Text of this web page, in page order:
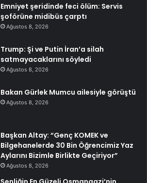
Emniyet şeridinde feci ölüm: Servis
şoförüne midibüs çarptı
Ağustos 8, 2026
Trump: Şi ve Putin İran’a silah
satmayacaklarını söyledi
Ağustos 8, 2026
Bakan Gürlek Mumcu ailesiyle görüştü
Ağustos 8, 2026
Başkan Altay: “Genç KOMEK ve
Bilgehanelerde 30 Bin Öğrencimiz Yaz
Aylarını Bizimle Birlikte Geçiriyor”
Ağustos 8, 2026